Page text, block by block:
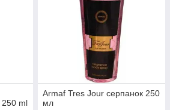
250 ml
Armaf Tres Jour серпанок 250
мл